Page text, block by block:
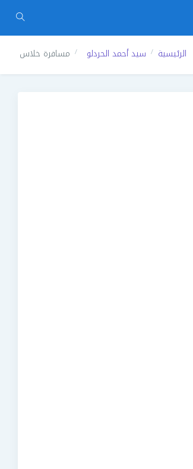
الرئيسية سيد أحمد الحردلو مسافرة خلاس